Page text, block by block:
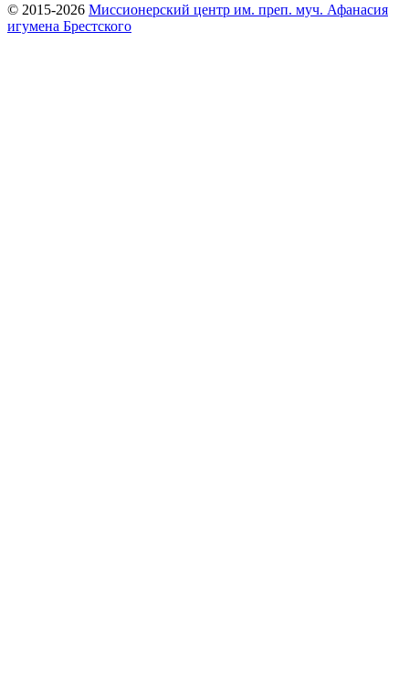
© 2015-2026 Миссионерский центр им. преп. муч. Афанасия
игумена Брестского